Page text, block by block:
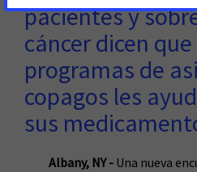
pacientes y
cáncer dicen
programas de
copagos les
sus
Albany, NY -Una nueva